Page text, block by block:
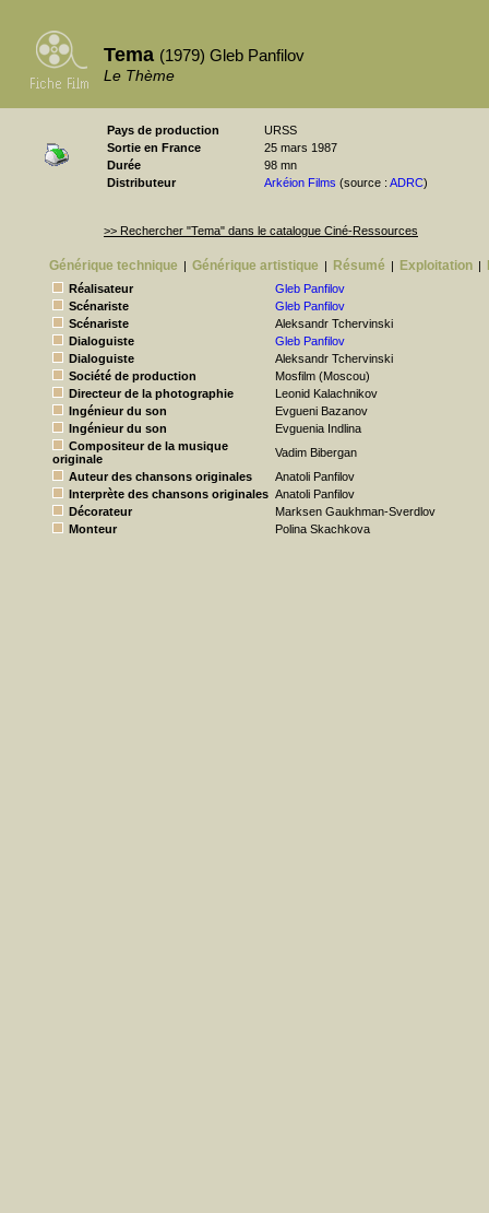
Tema (1979) Gleb Panfilov
Le Thème
Pays de production
URSS
Sortie en France
25 mars 1987
Durée
98 mn
Distributeur
Arkéion Films (source : ADRC)
>> Rechercher "Tema" dans le catalogue Ciné-Ressources
Générique technique | Générique artistique | Résumé | Exploitation |
Réalisateur
Gleb Panfilov
Scénariste
Gleb Panfilov
Scénariste
Aleksandr Tchervinski
Dialoguiste
Gleb Panfilov
Dialoguiste
Aleksandr Tchervinski
Société de production
Mosfilm (Moscou)
Directeur de la photographie
Leonid Kalachnikov
Ingénieur du son
Evgueni Bazanov
Ingénieur du son
Evguenia Indlina
Compositeur de la musique
originale
Vadim Bibergan
Auteur des chansons originales
Anatoli Panfilov
Interprète des chansons originales Anatoli Panfilov
Décorateur
Marksen Gaukhman-Sverdlov
Monteur
Polina Skachkova